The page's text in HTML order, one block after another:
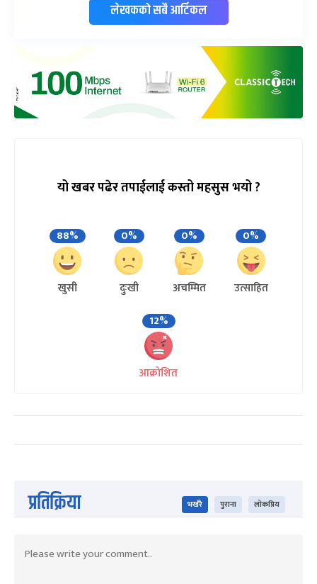
लेखकको सबै आर्टिकल
यो खबर पढेर तपाईलाई कस्तो महसुस भयो ?
88%
खुसी
0%
दुःखी
0%
अचम्मित
0%
उत्साहित
12%
आक्रोशित
प्रतिक्रिया भर्खरै पुराना लोकप्रिय